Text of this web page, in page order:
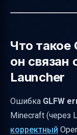
Кратко о
Как
Итоговые
Что такое
он связан
Launcher
Ошибка GLFW
Minecraft (через
корректный